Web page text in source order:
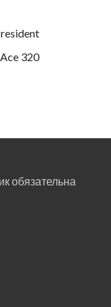
320
обязательна